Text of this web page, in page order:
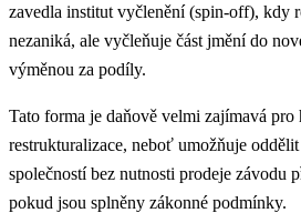
zavedla institut vyčlenění (spin-off), kdy
nezaniká, ale vyčleňuje část jmění do
výměnou za podíly.
Tato forma je daňově velmi zajímavá pro
restrukturalizace, neboť umožňuje
společností bez nutnosti prodeje závodu
pokud jsou splněny zákonné podmínky.